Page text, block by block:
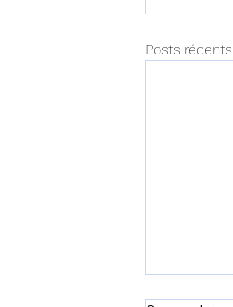
Posts récents